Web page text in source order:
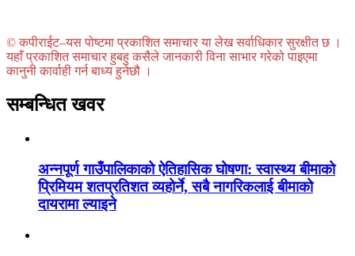
© कपीराईट–यस पोष्टमा प्रकाशित समाचार या लेख सर्वाधिकार सुरक्षीत छ ।
यहाँ प्रकाशित समाचार हुबहु कसैले जानकारी विना साभार गरेको पाइएमा
कानुनी कार्वाही गर्न बाध्य हुनेछौ ।
सम्बन्धित खवर
अन्नपूर्ण गाउँपालिकाको ऐतिहासिक घोषणा: स्वास्थ्य बीमाको
प्रिमियम शतप्रतिशत व्यहोर्ने, सबै नागरिकलाई बीमाको
दायरामा ल्याइने